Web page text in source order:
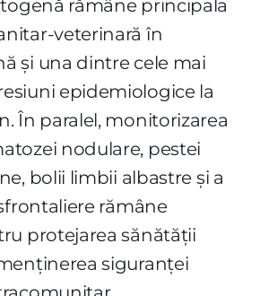
rămâne principala
veterinară în
și una dintre cele mai
epidemiologice la
În paralel, monitorizarea
nodulare, pestei
bolii limbii albastre și a
rămâne
protejarea sănătății
siguranței